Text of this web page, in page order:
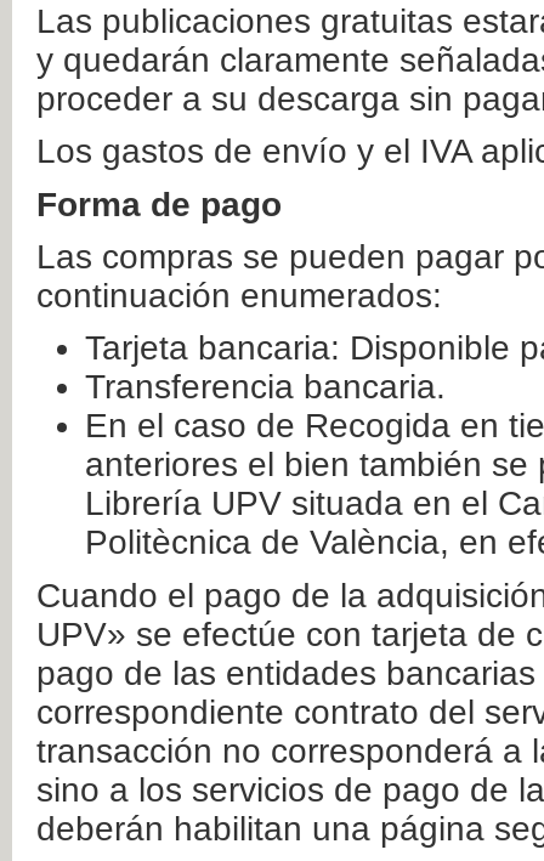
Las publicaciones gratuitas
y quedarán claramente
proceder a su descarga sin
Los gastos de envío y el IVA
Forma de pago
Las compras se pueden pagar
continuación enumerados:
Tarjeta bancaria: Disponible
Transferencia bancaria.
En el caso de Recogida en
anteriores el bien también
Librería UPV situada en el
Politècnica de València, en
Cuando el pago de la
UPV» se efectúe con tarjeta de
pago de las entidades
correspondiente contrato del
transacción no corresponderá a
sino a los servicios de pago de
deberán habilitan una página